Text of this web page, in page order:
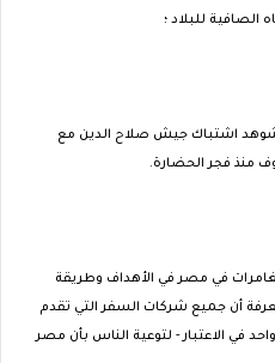
للبلاد ؛
شوهد اشتباك جيش صلاح الدين مع
منذ فجر الحضارة.
في مصر في الأهداف وطريقة
أن جميع شركات السفر التي تقدم
في الاعتبار - لتوعية الناس بأن مصر